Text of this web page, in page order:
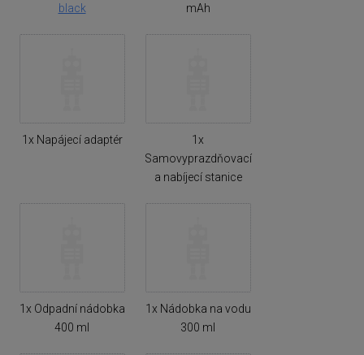
black
mAh
1x Napájecí adaptér
1x
Samovyprazdňovací
a nabíjecí stanice
1x Odpadní nádobka
400 ml
1x Nádobka na vodu
300 ml